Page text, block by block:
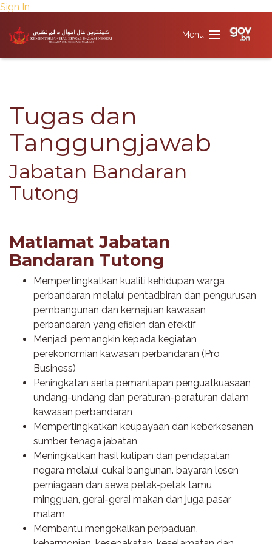
Sign In
Tugas dan
Tanggungjawab​​
Jabatan Bandaran
Tutong​​​
Matlamat Jabatan
Bandaran​​ Tutong
Mempertingkatkan kualiti kehidupan warga
perbandaran melalui pentadbiran dan pengurusan
pembangunan dan kemajuan kawasan
perbandaran yang efisien dan efektif
Menjadi pemangkin kepada kegiatan
perekonomian kawasan perbandaran (Pro
Business)
Peningkatan serta pemantapan penguatkuasaan
undang-undang dan peraturan-peraturan dalam
kawasan perbandaran
Mempertingkatkan keupayaan dan keberkesanan
sumber tenaga jabatan
Meningkatkan hasil kutipan dan pendapatan
negara melalui cukai bangunan. bayaran lesen
perniagaan dan sewa petak-petak tamu
mingguan, gerai-gerai makan dan juga pasar
malam
Membantu mengekalkan perpaduan,